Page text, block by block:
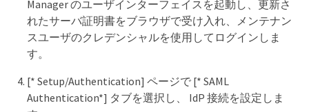
Manager のユーザインターフェイスを起動し、更新さ
れたサーバ証明書をブラウザで受け入れ、メンテナン
スユーザのクレデンシャルを使用してログインしま
す。
[* Setup/Authentication] ページで [* SAML
Authentication*] タブを選択し、 IdP 接続を設定しま